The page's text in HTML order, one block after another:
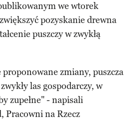
we wtorek
pozyskanie drewna
puszczy w zwykłą
zmiany, puszcza
las gospodarczy, w
zupełne" - napisali
Pracowni na Rzecz